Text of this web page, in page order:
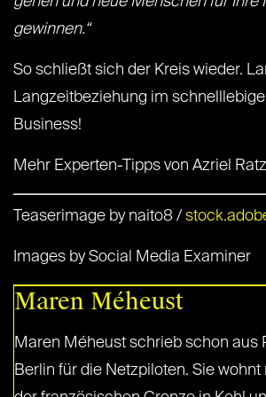
gewinnen.“
So schließt sich der Kreis wieder.
Langzeitbeziehung im
Business!
Mehr Experten-Tipps von Azriel Ratz
Teaserimage by naito8 /
Images by Social Media Examiner
Maren Méheust
Maren Méheust schrieb schon aus
Berlin für die Netzpiloten. Sie